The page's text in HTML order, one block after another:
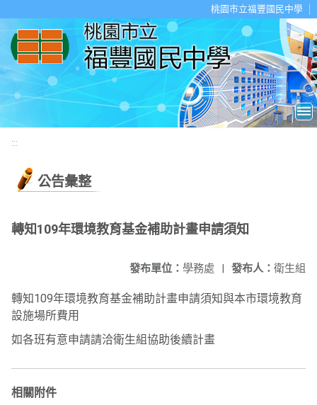
桃園市立福豐國民中學
:::
公告彙整
轉知109年環境教育基金補助計畫申請須知
發布人： 衛生組
發布單位： 學務處 |
轉知109年環境教育基金補助計畫申請須知與本市環境教育
設施場所費用
如各班有意申請請洽衛生組協助後續計畫
相關附件